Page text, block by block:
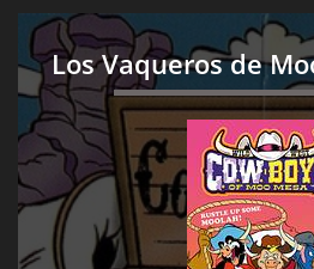
Los Vaqueros de